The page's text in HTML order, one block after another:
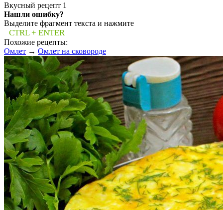
Вкусный рецепт 1
Нашли ошибку?
Выделите фрагмент текста и нажмите
CTRL + ENTER
Похожие рецепты:
Омлет → Омлет на сковороде